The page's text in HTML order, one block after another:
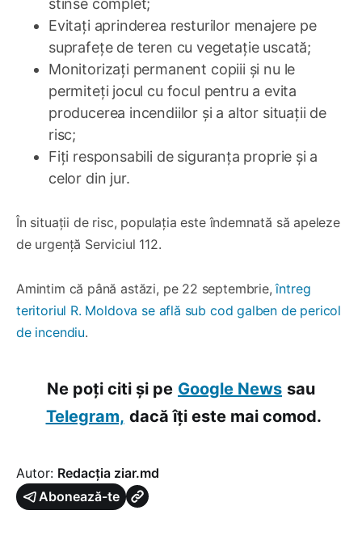
stinse complet;
Evitați aprinderea resturilor menajere pe
suprafețe de teren cu vegetație uscată;
Monitorizați permanent copiii și nu le
permiteți jocul cu focul pentru a evita
producerea incendiilor și a altor situații de
risc;
Fiți responsabili de siguranța proprie și a
celor din jur.
În situații de risc, populația este îndemnată să apeleze
de urgență Serviciul 112.
Amintim că până astăzi, pe 22 septembrie,întreg
teritoriul R. Moldova se află sub cod galben de pericol
de incendiu.
Ne poți citi și pe Google News sau
Telegram, dacă îți este mai comod.
Autor: Redacția ziar.md
Abonează-te